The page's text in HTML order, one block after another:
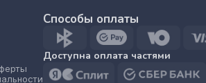
Способы оплаты
Доступна оплата частями